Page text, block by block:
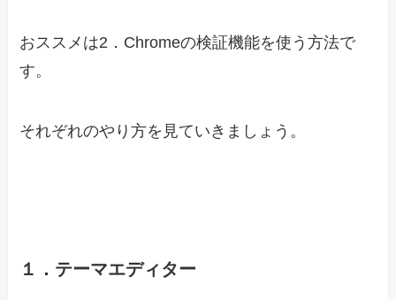
おススメは2．Chromeの検証機能を使う方法で
す。
それぞれのやり方を見ていきましょう。
１．テーマエディター